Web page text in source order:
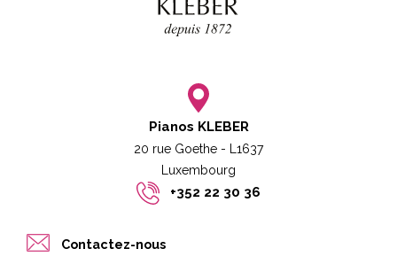
Pianos KLEBER
20 rue Goethe - L1637
Luxembourg​​
+352 22 30 36
Contactez-nous